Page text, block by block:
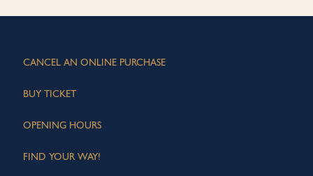
CANCEL AN ONLINE PURCHASE
BUY TICKET
OPENING HOURS
FIND YOUR WAY!